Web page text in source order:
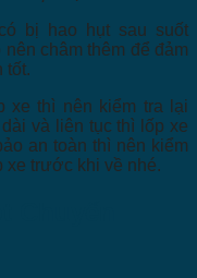
bị hao hụt sau suốt
châm thêm để đảm
tốt.
xe thì nên kiểm tra lại
và liên tục thì lốp xe
an toàn thì nên kiểm
xe trước khi về nhé.